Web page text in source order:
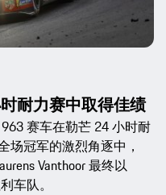
耐力赛中取得佳绩
赛车在勒芒 24 小时耐
场冠军的激烈角逐中，
Vanthoor 最终以
车队。